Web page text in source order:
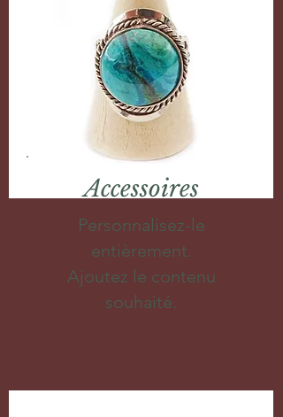
Accessoires
Personnalisez-le
entièrement.
Ajoutez le contenu
souhaité.